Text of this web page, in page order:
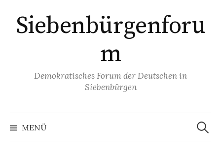
zum
Inhalt
Siebenbürgenforu
m
Demokratisches Forum der Deutschen in
Siebenbürgen
MENÜ
Suchen
nach: